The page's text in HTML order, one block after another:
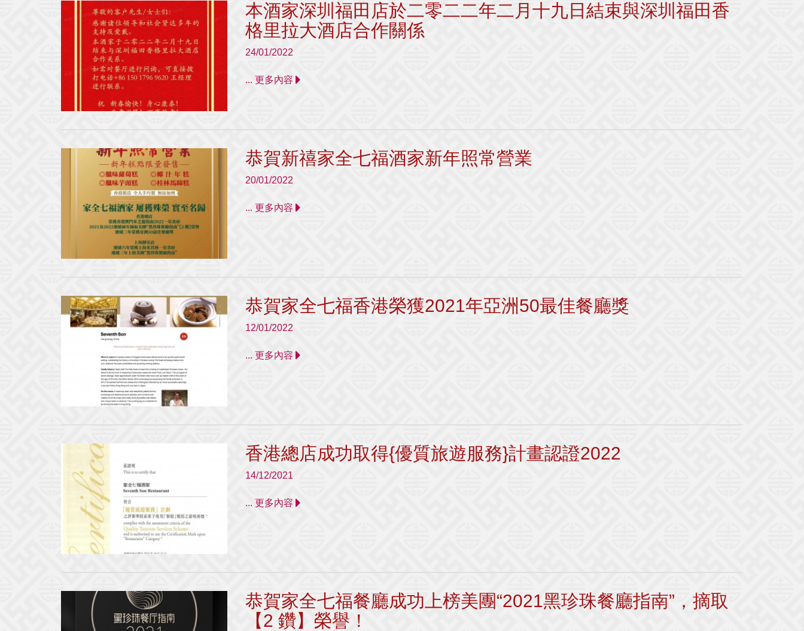
本酒家深圳福田店於二零二二年二月十九日結束與深圳福田香
格里拉大酒店合作關係
24/01/2022
... 更多內容
恭賀新禧家全七福酒家新年照常營業
20/01/2022
... 更多內容
恭賀家全七福香港榮獲2021年亞洲50最佳餐廳獎
12/01/2022
... 更多內容
香港總店成功取得{優質旅遊服務}計畫認證2022
14/12/2021
... 更多內容
恭賀家全七福餐廳成功上榜美團“2021黑珍珠餐廳指南”，摘取
【2 鑽】榮譽！